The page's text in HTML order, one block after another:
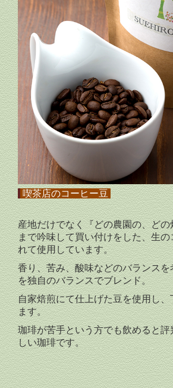
喫茶店のコーヒー豆
産地だけでなく『どの農園の、ど
まで吟味して買い付けをした、生
れて使用しています。
香り、苦み、酸味などのバランス
を独自のバランスでブレンド。
自家焙煎にて仕上げた豆を使用し
ます。
珈琲が苦手という方でも飲めると
しい珈琲です。